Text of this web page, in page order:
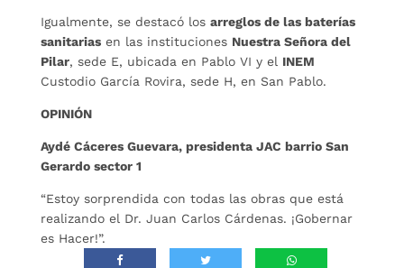
Igualmente, se destacó los arreglos de las baterías
sanitariasen las instituciones Nuestra Señora del
Pilar, sede E, ubicada en Pablo VI y el INEM
Custodio García Rovira, sede H, en San Pablo.
OPINIÓN
Aydé Cáceres Guevara, presidenta JAC barrio San
Gerardo sector 1
“Estoy sorprendida con todas las obras que está
realizando el Dr. Juan Carlos Cárdenas. ¡Gobernar
es Hacer!”.